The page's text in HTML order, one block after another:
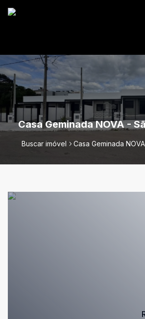
Casa Geminada NOVA -
Buscar imóvel Casa Geminada